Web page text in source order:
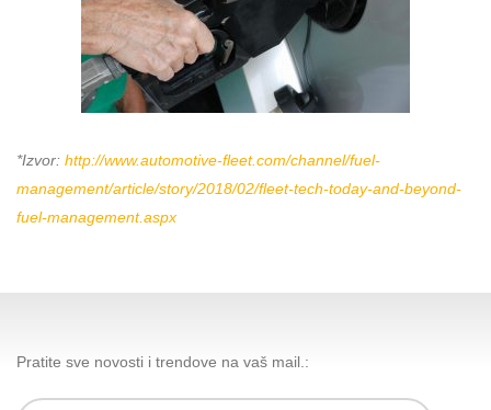
*Izvor: http://www.automotive-fleet.com/channel/fuel-
management/article/story/2018/02/fleet-tech-today-and-beyond-
fuel-management.aspx
Pratite sve novosti i trendove na vaš mail.: